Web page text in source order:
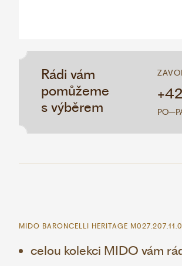
Rádi vám
pomůžeme
s výběrem
MIDO BARONCELLI HERITAGE
celou kolekci MIDO vám